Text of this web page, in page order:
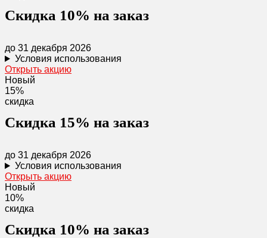
Скидка 10% на заказ
до 31 декабря 2026
Условия использования
Открыть акцию
Новый
15%
скидка
Скидка 15% на заказ
до 31 декабря 2026
Условия использования
Открыть акцию
Новый
10%
скидка
Скидка 10% на заказ